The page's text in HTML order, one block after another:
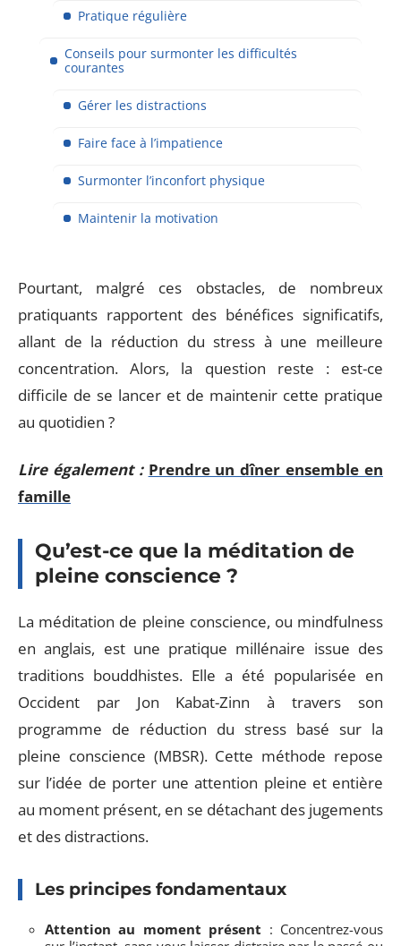
Pratique régulière
Conseils pour surmonter les difficultés
courantes
Gérer les distractions
Faire face à l’impatience
Surmonter l’inconfort physique
Maintenir la motivation
Pourtant, malgré ces obstacles, de nombreux
pratiquants rapportent des bénéfices significatifs,
allant de la réduction du stress à une meilleure
concentration. Alors, la question reste : est-ce
difficile de se lancer et de maintenir cette pratique
au quotidien ?
Lire également : Prendre un dîner ensemble en
famille
Qu’est-ce que la méditation de
pleine conscience ?
La méditation de pleine conscience, ou mindfulness
en anglais, est une pratique millénaire issue des
traditions bouddhistes. Elle a été popularisée en
Occident par Jon Kabat-Zinn à travers son
programme de réduction du stress basé sur la
pleine conscience (MBSR). Cette méthode repose
sur l’idée de porter une attention pleine et entière
au moment présent, en se détachant des jugements
et des distractions.
Les principes fondamentaux
Attention au moment présent : Concentrez-vous